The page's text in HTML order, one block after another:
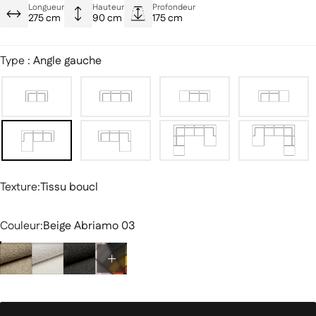
Formes ultra design
Assise moelleuse renforcée
Longueur
275 cm
Hauteur
90 cm
Profondeur
175 cm
Type : Angle gauche
Texture:Tissu boucl
Couleur:Beige Abriamo 03